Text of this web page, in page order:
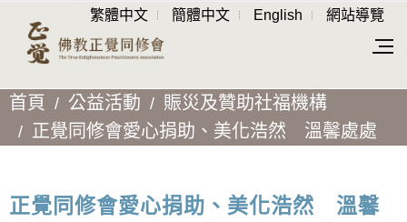
繁體中文 簡體中文 English 網站導覽
首頁 公益活動
賑災及贊助社福機構
正覺同修會愛心捐助、美化浩然 溫馨處處
正覺同修會愛心捐助、美化浩然 溫馨